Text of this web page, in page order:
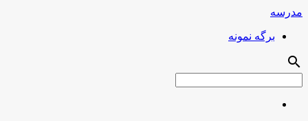
مدرسه
برگه نمونه
search